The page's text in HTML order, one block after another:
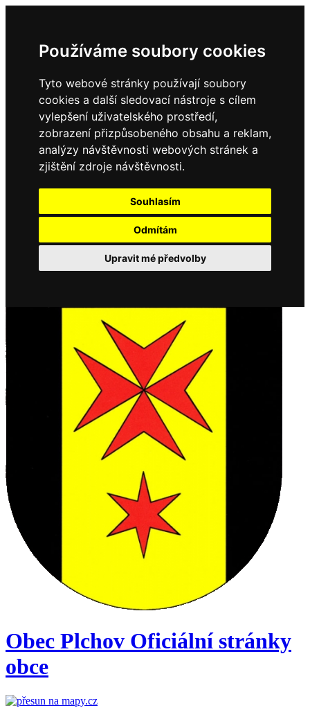
Používáme soubory cookies
Tyto webové stránky používají soubory
cookies a další sledovací nástroje s cílem
vylepšení uživatelského prostředí,
zobrazení přizpůsobeného obsahu a reklam,
analýzy návštěvnosti webových stránek a
zjištění zdroje návštěvnosti.
Souhlasím
Odmítám
Upravit mé předvolby
Obec Plchov Oficiální stránky
obce